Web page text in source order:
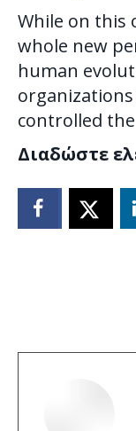
While on this
whole new
human
controlled
Διαδώστε